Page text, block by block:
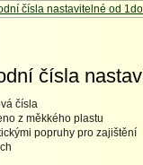
čísla
čísla
z měkkého plastu
popruhy pro zajištění